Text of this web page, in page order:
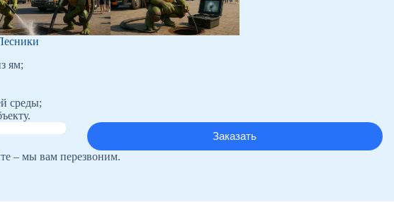
ям;
среды;
– мы вам перезвоним.